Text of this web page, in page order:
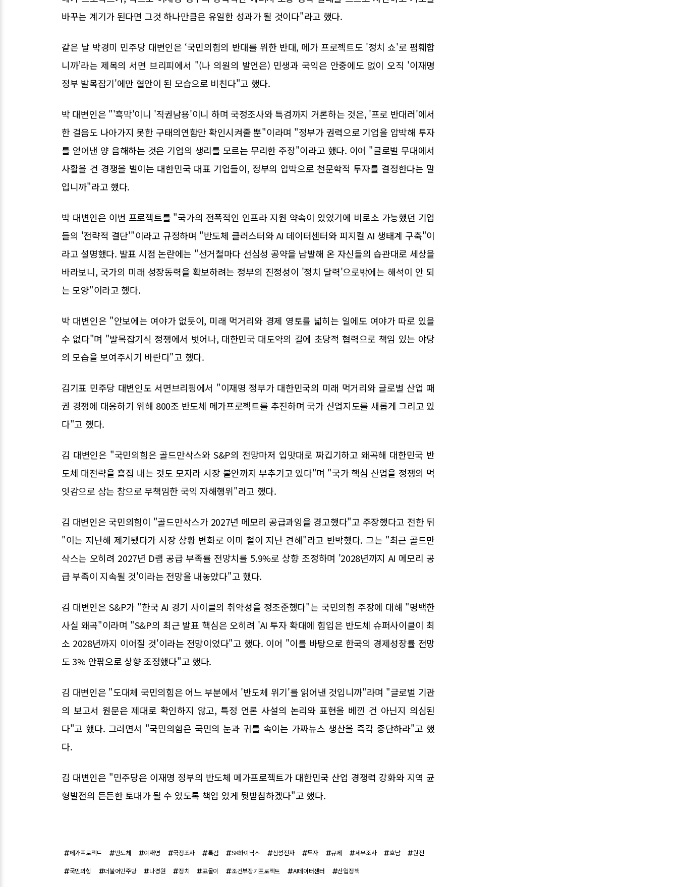
바꾸는 계기가 된다면 그것 하나만큼은 유일한 성과가 될 것이다"라고 했다.
같은 날 박경미 민주당 대변인은 ‘국민의힘의 반대를 위한 반대, 메가 프로젝트도 '정치 쇼'로 폄훼합
니까’라는 제목의 서면 브리피에서 "(나 의원의 발언은) 민생과 국익은 안중에도 없이 오직 '이재명
정부 발목잡기'에만 혈안이 된 모습으로 비친다"고 했다.
박 대변인은 "'흑막'이니 '직권남용'이니 하며 국정조사와 특검까지 거론하는 것은, '프로 반대러'에서
한 걸음도 나아가지 못한 구태의연함만 확인시켜줄 뿐"이라며 "정부가 권력으로 기업을 압박해 투자
를 얻어낸 양 음해하는 것은 기업의 생리를 모르는 무리한 주장"이라고 했다. 이어 "글로벌 무대에서
사활을 건 경쟁을 벌이는 대한민국 대표 기업들이, 정부의 압박으로 천문학적 투자를 결정한다는 말
입니까"라고 했다.
박 대변인은 이번 프로젝트를 "국가의 전폭적인 인프라 지원 약속이 있었기에 비로소 가능했던 기업
들의 '전략적 결단'"이라고 규정하며 "반도체 클러스터와 AI 데이터센터와 피지컬 AI 생태계 구축"이
라고 설명했다. 발표 시점 논란에는 "선거철마다 선심성 공약을 남발해 온 자신들의 습관대로 세상을
바라보니, 국가의 미래 성장동력을 확보하려는 정부의 진정성이 '정치 달력'으로밖에는 해석이 안 되
는 모양"이라고 했다.
박 대변인은 "안보에는 여야가 없듯이, 미래 먹거리와 경제 영토를 넓히는 일에도 여야가 따로 있을
수 없다"며 "발목잡기식 정쟁에서 벗어나, 대한민국 대도약의 길에 초당적 협력으로 책임 있는 야당
의 모습을 보여주시기 바란다"고 했다.
김기표 민주당 대변인도 서면브리핑에서 "이재명 정부가 대한민국의 미래 먹거리와 글로벌 산업 패
권 경쟁에 대응하기 위해 800조 반도체 메가프로젝트를 추진하며 국가 산업지도를 새롭게 그리고 있
다"고 했다.
김 대변인은 "국민의힘은 골드만삭스와 S&P의 전망마저 입맛대로 짜깁기하고 왜곡해 대한민국 반
도체 대전략을 흠집 내는 것도 모자라 시장 불안까지 부추기고 있다"며 "국가 핵심 산업을 정쟁의 먹
잇감으로 삼는 참으로 무책임한 국익 자해행위"라고 했다.
김 대변인은 국민의힘이 "골드만삭스가 2027년 메모리 공급과잉을 경고했다"고 주장했다고 전한 뒤
"이는 지난해 제기됐다가 시장 상황 변화로 이미 철이 지난 견해"라고 반박했다. 그는 "최근 골드만
삭스는 오히려 2027년 D램 공급 부족률 전망치를 5.9%로 상향 조정하며 '2028년까지 AI 메모리 공
급 부족이 지속될 것'이라는 전망을 내놓았다"고 했다.
김 대변인은 S&P가 "한국 AI 경기 사이클의 취약성을 정조준했다"는 국민의힘 주장에 대해 "명백한
사실 왜곡"이라며 "S&P의 최근 발표 핵심은 오히려 'AI 투자 확대에 힘입은 반도체 슈퍼사이클이 최
소 2028년까지 이어질 것'이라는 전망이었다"고 했다. 이어 "이를 바탕으로 한국의 경제성장률 전망
도 3% 안팎으로 상향 조정했다"고 했다.
김 대변인은 "도대체 국민의힘은 어느 부분에서 '반도체 위기'를 읽어낸 것입니까"라며 "글로벌 기관
의 보고서 원문은 제대로 확인하지 않고, 특정 언론 사설의 논리와 표현을 베낀 건 아닌지 의심된
다"고 했다. 그러면서 "국민의힘은 국민의 눈과 귀를 속이는 가짜뉴스 생산을 즉각 중단하라"고 했
다.
김 대변인은 "민주당은 이재명 정부의 반도체 메가프로젝트가 대한민국 산업 경쟁력 강화와 지역 균
형발전의 든든한 토대가 될 수 있도록 책임 있게 뒷받침하겠다"고 했다.
메가프로젝트 반도체 이재명 국정조사 특검 SK하이닉스 삼성전자 투자 규제 세무조사 호남 원전
국민의힘 더불어민주당 나경원 정치 표몰이 조건부장기프로젝트 AI데이터센터 산업정책